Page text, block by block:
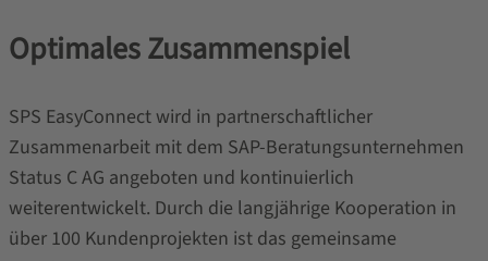
Optimales Zusammenspiel
SPS EasyConnect wird in partnerschaftlicher
Zusammenarbeit mit dem SAP-Beratungsunternehmen
Status C AG angeboten und kontinuierlich
weiterentwickelt. Durch die langjährige Kooperation in
über 100 Kundenprojekten ist das gemeinsame